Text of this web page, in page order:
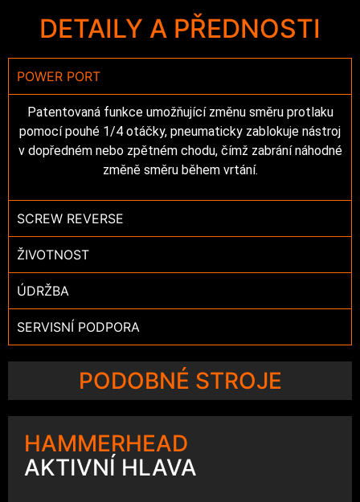
DETAILY A PŘEDNOSTI
POWER PORT
Patentovaná funkce umožňující změnu směru protlaku
pomocí pouhé 1/4 otáčky, pneumaticky zablokuje nástroj
v dopředném nebo zpětném chodu, čímž zabrání náhodné
změně směru během vrtání.
SCREW REVERSE
ŽIVOTNOST
ÚDRŽBA
SERVISNÍ PODPORA
PODOBNÉ STROJE
HAMMERHEAD
AKTIVNÍ HLAVA